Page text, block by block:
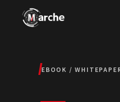
EBOOK /